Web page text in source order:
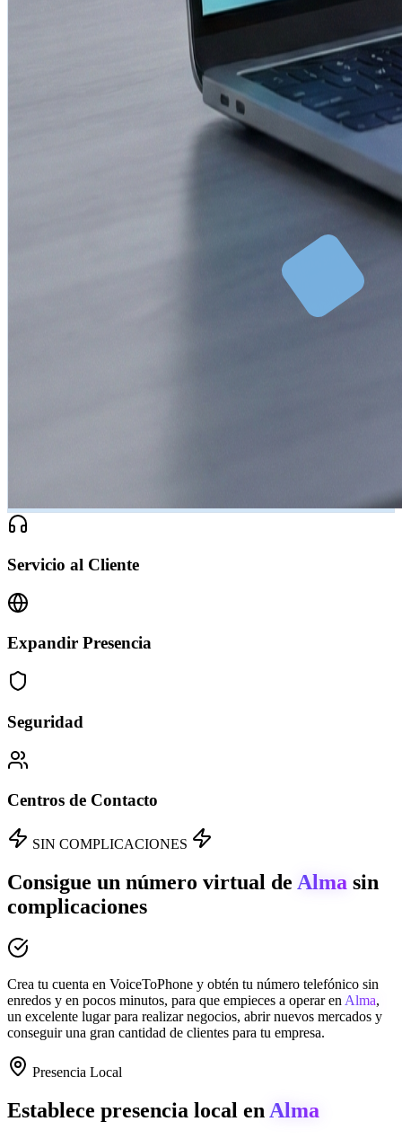
Servicio al Cliente
Expandir Presencia
Seguridad
Centros de Contacto
SIN COMPLICACIONES
Consigue un número virtual de Alma sin
complicaciones
Crea tu cuenta en VoiceToPhone y obtén tu número telefónico sin
enredos y en pocos minutos, para que empieces a operar en Alma,
un excelente lugar para realizar negocios, abrir nuevos mercados y
conseguir una gran cantidad de clientes para tu empresa.
Presencia Local
Establece presencia local en Alma